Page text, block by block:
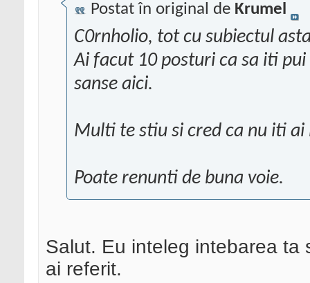
Postat în original de Krumel
C0rnholio, tot cu subiectul
Ai facut 10 posturi ca sa iti
sanse aici.
Multi te stiu si cred ca nu iti ai
Poate renunti de buna voie.
Salut. Eu inteleg intebarea ta
ai referit.